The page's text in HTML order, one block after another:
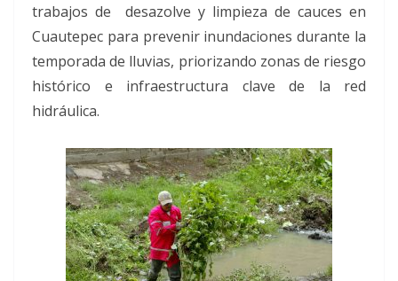
trabajos de desazolve y limpieza de cauces en
Cuautepec para prevenir inundaciones durante la
temporada de lluvias, priorizando zonas de riesgo
histórico e infraestructura clave de la red
hidráulica.